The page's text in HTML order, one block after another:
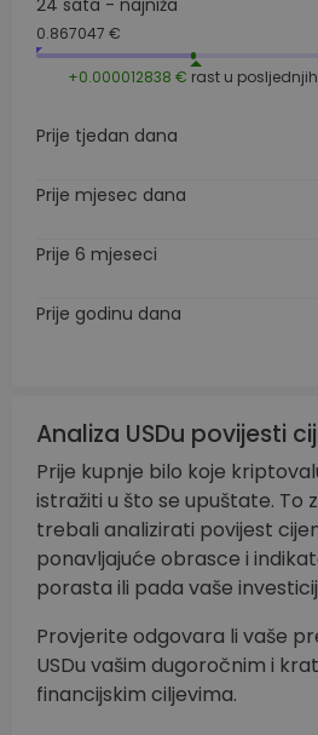
0.867047 €
+0.000012838 € rast u
Prije tjedan dana
Prije mjesec dana
Prije 6 mjeseci
Prije godinu dana
Analiza USDu povijesti
Prije kupnje bilo koje
istražiti u što se upuštate. To
trebali analizirati povijest
ponavljajuće obrasce i
porasta ili pada vaše
Provjerite odgovara li vaše
USDu vašim dugoročnim i
financijskim ciljevima.